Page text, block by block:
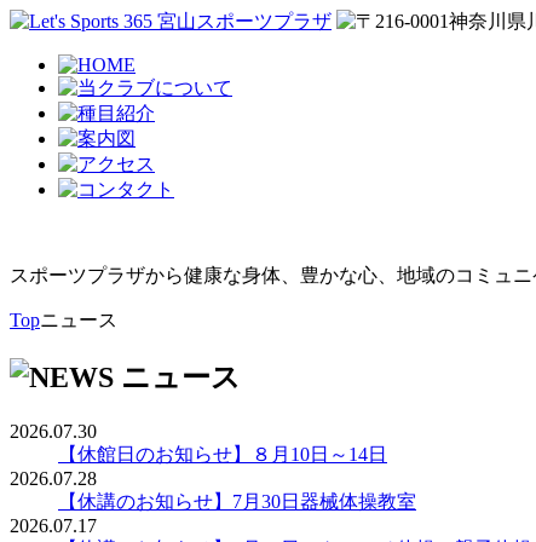
スポーツプラザから健康な身体、豊かな心、地域のコミュ
Topニュース
2026.07.30
【休館日のお知らせ】８月10日～14日
2026.07.28
【休講のお知らせ】7月30日器械体操教室
2026.07.17